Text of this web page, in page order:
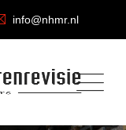
info@nhmr.nl